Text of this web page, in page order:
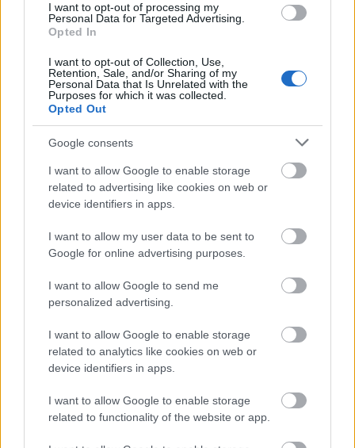
I want to opt-out of processing my
Personal Data for Targeted Advertising.
Opted In
I want to opt-out of Collection, Use,
Retention, Sale, and/or Sharing of my
Personal Data that Is Unrelated with the
Purposes for which it was collected.
Opted Out
Google consents
I want to allow Google to enable storage
related to advertising like cookies on web or
device identifiers in apps.
I want to allow my user data to be sent to
Google for online advertising purposes.
I want to allow Google to send me
personalized advertising.
I want to allow Google to enable storage
related to analytics like cookies on web or
device identifiers in apps.
I want to allow Google to enable storage
related to functionality of the website or app.
ΠΙΣΩ ΣΕ Προσκοπικά παιχνίδια
ΑΚΙΝΗΤΟ ΠΟΔΟΣΦΑΙΡΟ
Αθλοπαιδιές
Υλικά: 1 μπάλα, 2 τέρματα Περιγραφή: Κάθε ομάδα ορίζει έναν
τερματοφύλακα. Ο Αρχηγός ορίζει επίσης ζευγάρια αντιπάλων
παικτών, στους οποίους
ΑΜΙΛΗΤΟ ΠΟΔΟΣΦΑΙΡΟ
Βαθμολογήθηκε με0από 5
Υλικά: 1 μπάλα, 2 τέρματα Περιγραφή: Κανονικό ποδόσφαιρο,
Παραλλαγή: 1) Στο δεύτερο
ΒΟΛΕΪ ΜΕ ΝΕΡΟΜΠΟΜΠΕΣ
Αθλοπαιδιές,Θαλασσινά
Βαθμολογήθηκε με0από 5